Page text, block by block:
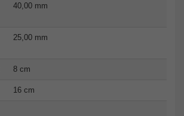
40,00 mm
25,00 mm
8 cm
16 cm